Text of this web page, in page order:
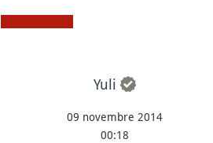
Yuli
09 novembre 2014
00:18